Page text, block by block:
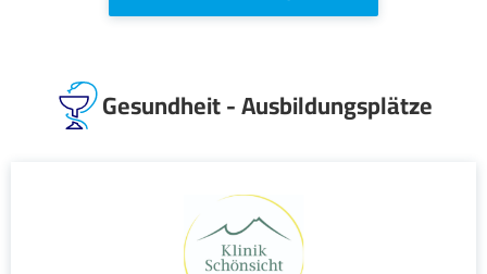
Gesundheit - Ausbildungsplätze